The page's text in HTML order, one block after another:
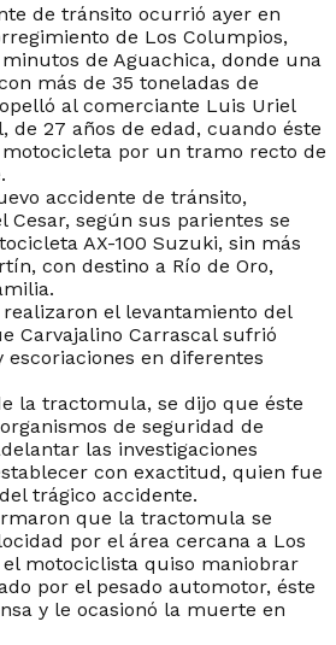
de tránsito ocurrió ayer en
de Los Columpios,
de Aguachica, donde una
más de 35 toneladas de
al comerciante Luis Uriel
de 27 años de edad, cuando éste
por un tramo recto de
accidente de tránsito,
según sus parientes se
AX-100 Suzuki, sin más
con destino a Río de Oro,
el levantamiento del
Carvajalino Carrascal sufrió
en diferentes
la tractomula, se dijo que éste
de seguridad de
las investigaciones
con exactitud, quien fue
trágico accidente.
que la tractomula se
por el área cercana a Los
motociclista quiso maniobrar
por el pesado automotor, éste
y le ocasionó la muerte en